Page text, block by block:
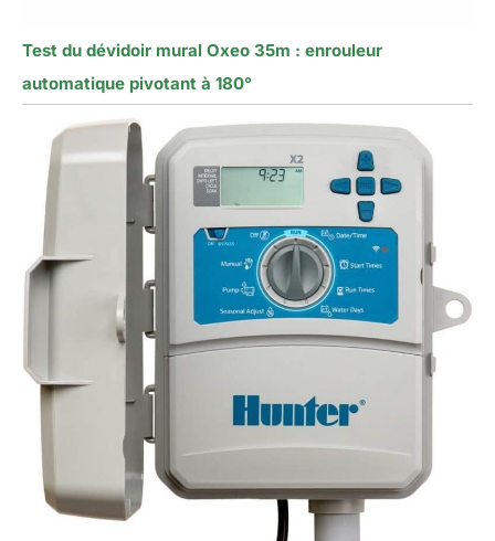
Test du dévidoir mural Oxeo 35m : enrouleur
automatique pivotant à 180°